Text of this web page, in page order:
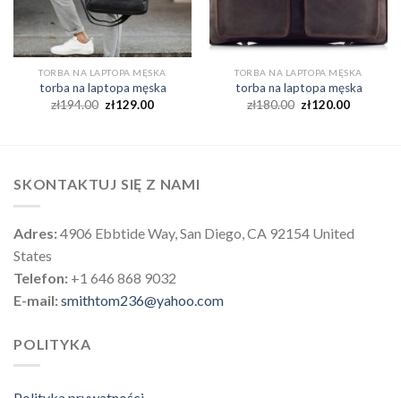
TORBA NA LAPTOPA MĘSKA
torba na laptopa męska
zł194.00 zł129.00
TORBA NA LAPTOPA MĘSKA
torba na laptopa męska
zł180.00 zł120.00
SKONTAKTUJ SIĘ Z NAMI
Adres:4906 Ebbtide Way, San Diego, CA 92154 United
States
Telefon: +1 646 868 9032
E-mail:smithtom236@yahoo.com
POLITYKA